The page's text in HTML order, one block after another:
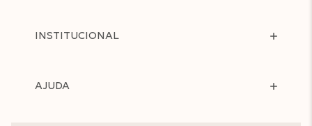
INSTITUCIONAL
AJUDA